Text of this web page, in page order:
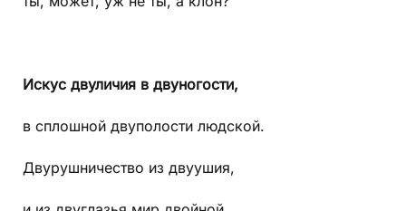
Искус двуличия в двуногости,
в сплошной двуполости людской.
Двурушничество из двуушия,